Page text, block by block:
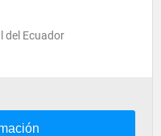
del Ecuador